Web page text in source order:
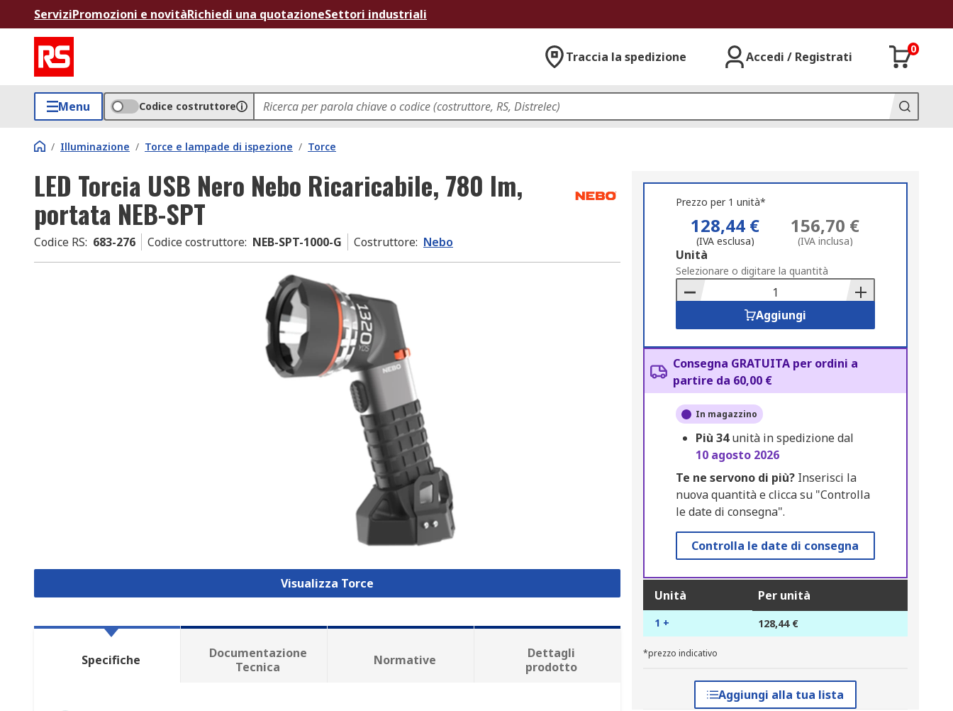
ServiziPromozioni e novitàRichiedi una quotazioneSettori industriali
Traccia la spedizione Accedi / Registrati
0
Menu Codice costruttore
/ Illuminazione / Torce e lampade di ispezione / Torce
LED Torcia USB Nero Nebo Ricaricabile, 780 lm,
portata NEB-SPT
Codice RS: 683-276 Codice costruttore: NEB-SPT-1000-G Costruttore: Nebo
Visualizza Torce
Prezzo per 1 unità*
128,44 €
(IVA esclusa)
156,70 €
(IVA inclusa)
Add
to
Basket
Unità
Selezionare o digitare la quantità
Aggiungi
Consegna GRATUITA per ordini a
partire da 60,00 €
In magazzino
Più 34unità in spedizione dal
10 agosto 2026
Te ne servono di più?Inserisci la
nuova quantità e clicca su "Controlla
le date di consegna".
Controlla le date di consegna
Unità Per unità
1 + 128,44 €
*prezzo indicativo
Aggiungi alla tua lista
Specifiche
Documentazione
Tecnica
Normative
Dettagli
prodotto